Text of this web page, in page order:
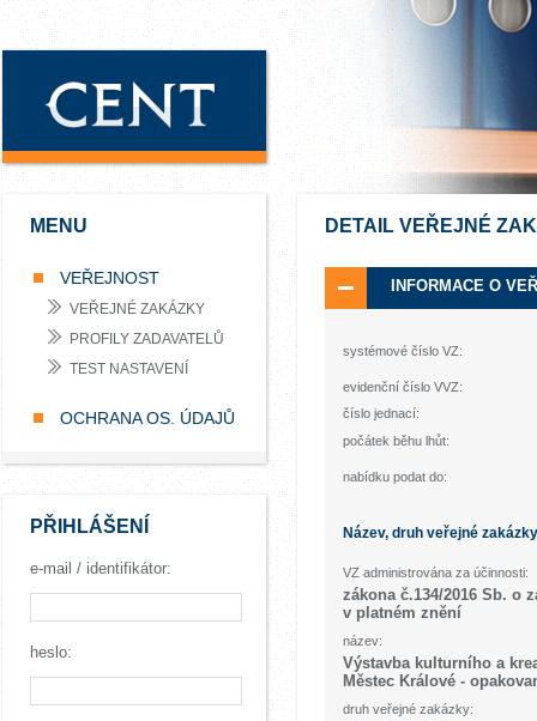
MENU
VEŘEJNOST
VEŘEJNÉ ZAKÁZKY
PROFILY ZADAVATELŮ
TEST NASTAVENÍ
OCHRANA OS. ÚDAJŮ
PŘIHLÁŠENÍ
e-mail / identifikátor:
heslo:
DETAIL VEŘEJNÉ
INFORMACE O
systémové číslo VZ:
evidenční číslo VVZ:
číslo jednací:
počátek běhu lhůt:
nabídku podat do:
Název, druh veřejné
VZ administrována za účinnosti:
zákona č.134/2016 Sb. o
v platném znění
název:
Výstavba kulturního a
Městec Králové -
druh veřejné zakázky: